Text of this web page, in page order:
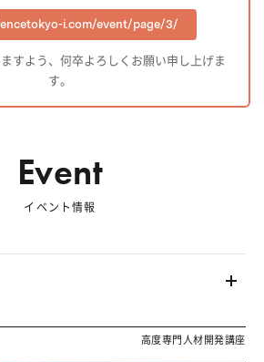
i.com/event/page/3/
すよう、何卒よろしくお願い申し上げま
す。
Event
イベント情報
高度専門人材開発講座